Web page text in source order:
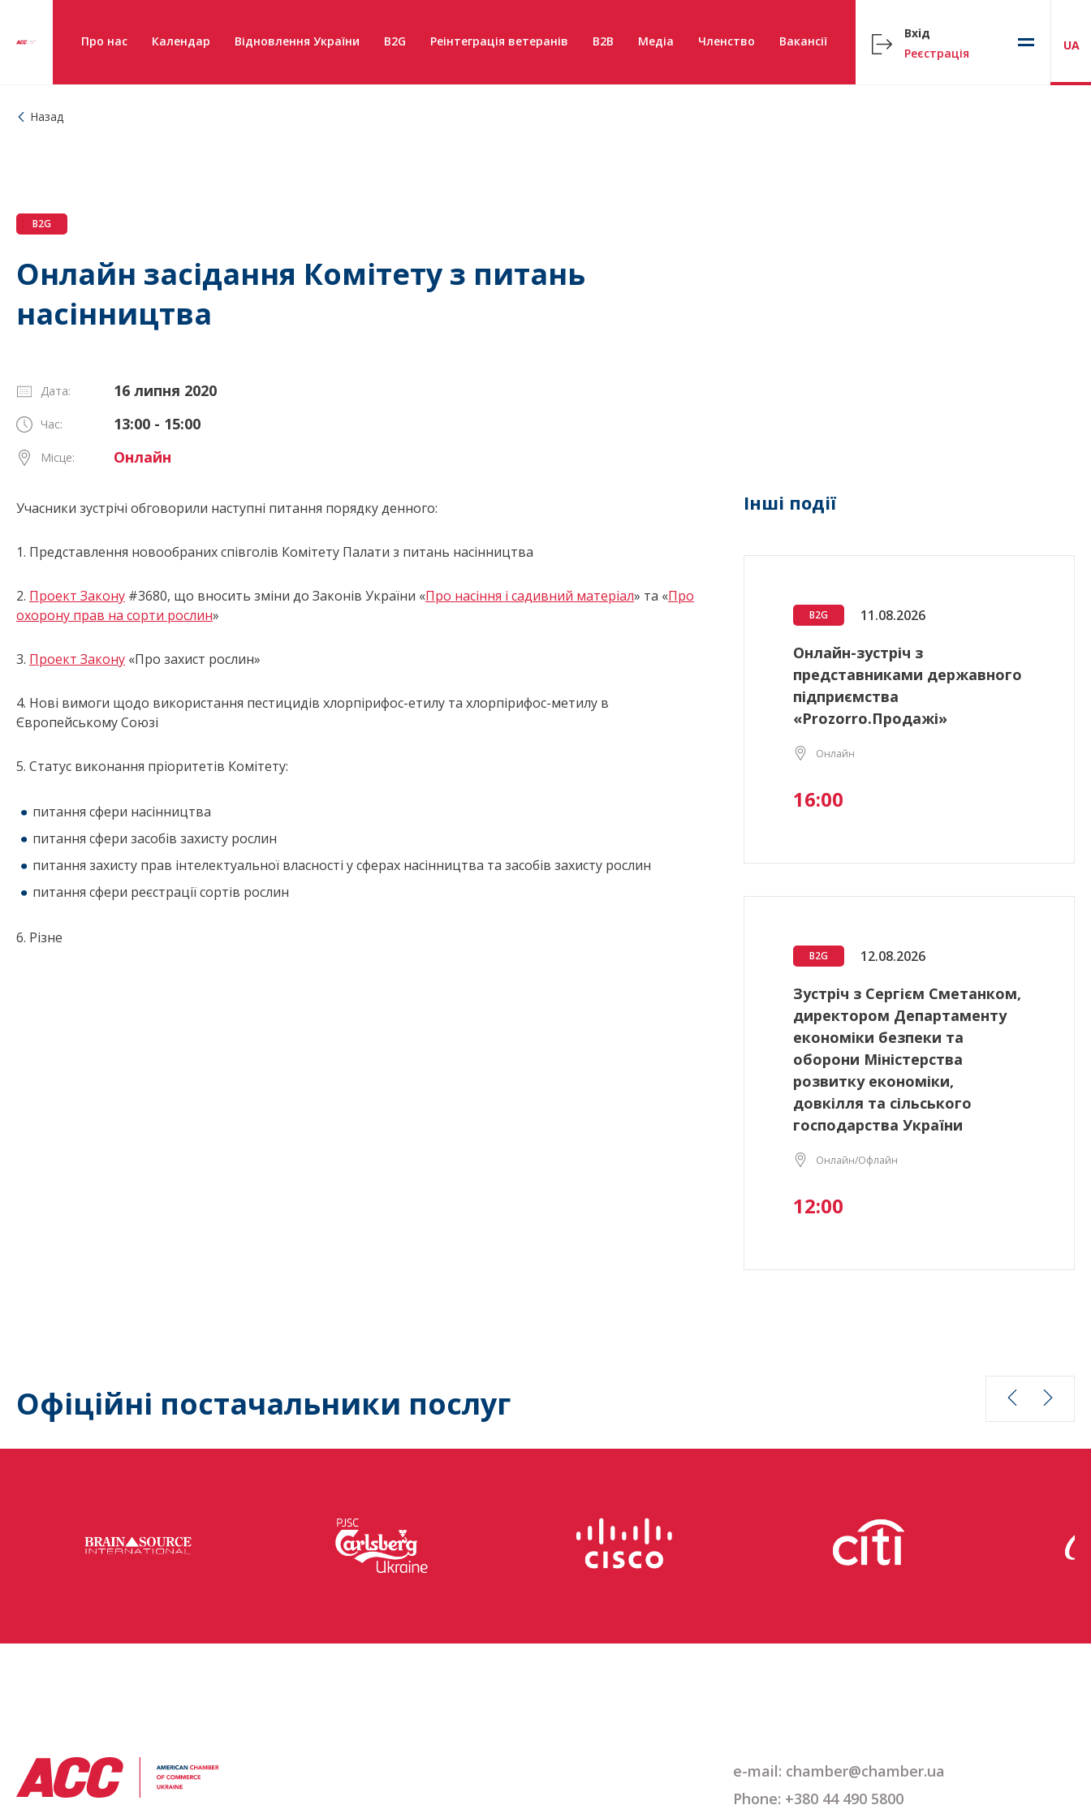
Про нас Календар Відновлення України B2G Реінтеграція ветеранів B2B Медіа Членство Вакансії
Вхід
Реєстрація
UA
Назад
B2G
Онлайн засідання Комітету з питань
насінництва
Дата: 16 липня 2020
Час: 13:00 - 15:00
Місце: Онлайн
Учасники зустрічі обговорили наступні питання порядку денного:
1. Представлення новообраних співголів Комітету Палати з питань насінництва
2. Проект Закону #3680, що вносить зміни до Законів України «Про насіння і садивний матеріал» та «Про
охорону прав на сорти рослин»
3. Проект Закону «Про захист рослин»
4. Нові вимоги щодо використання пестицидів хлорпірифос-етилу та хлорпірифос-метилу в
Європейському Союзі
5. Статус виконання пріоритетів Комітету:
питання сфери насінництва
питання сфери засобів захисту рослин
питання захисту прав інтелектуальної власності у сферах насінництва та засобів захисту рослин
питання сфери реєстрації сортів рослин
6. Різне
Інші події
B2G 11.08.2026
Онлайн-зустріч з
представниками державного
підприємства
«Prozorro.Продажі»
Онлайн
16:00
B2G 12.08.2026
Зустріч з Сергієм Сметанком,
директором Департаменту
економіки безпеки та
оборони Міністерства
розвитку економіки,
довкілля та сільського
господарства України
Онлайн/Офлайн
12:00
Офіційні постачальники послуг
e-mail: chamber@chamber.ua
Phone: +380 44 490 5800